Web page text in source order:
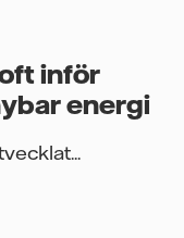
inför
energi